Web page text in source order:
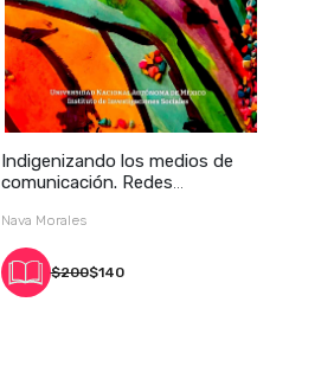
Indigenizando los medios de
comunicación. Redes
Nava Morales
$200$140